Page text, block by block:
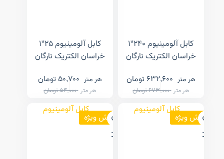
کابل آلومینیوم ۲۴۰*۱
خراسان الکتریک نارگان
هر متر 673,000تومان
هر متر 632,600 تومان
کابل آلومینیوم ۲۵*۱
خراسان الکتریک نارگان
هر متر 54,000تومان
هر متر 50,700 تومان
فروش ویژه فروش ویژه